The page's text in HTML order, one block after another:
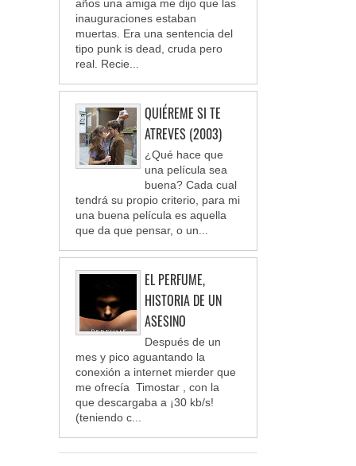
años una amiga me dijo que las
inauguraciones estaban
muertas. Era una sentencia del
tipo punk is dead, cruda pero
real. Recie...
QUIÉREME SI TE
ATREVES (2003)
¿Qué hace que
una película sea
buena? Cada cual
tendrá su propio criterio, para mi
una buena película es aquella
que da que pensar, o un...
EL PERFUME,
HISTORIA DE UN
ASESINO
Después de un
mes y pico aguantando la
conexión a internet mierder que
me ofrecía Timostar , con la
que descargaba a ¡30 kb/s!
(teniendo c...